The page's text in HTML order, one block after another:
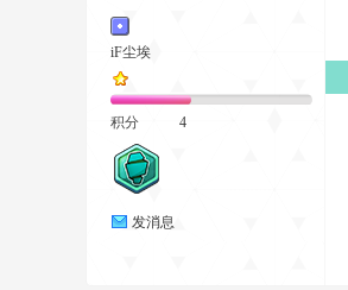
iF尘埃
积分 4
发消息